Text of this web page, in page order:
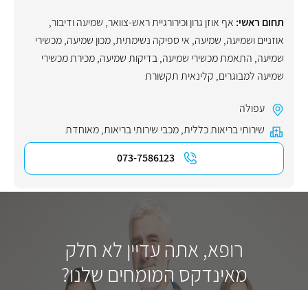
תחום ראשי: אף אוזן גרון וכירורגיית ראש-צוואר, שמיעה ודיבור,
אוזניים ושמיעה, שמיעה, אי ספיקה נשימתית,מכון שמיעה,מכשירי
שמיעה, התאמת מכשירי שמיעה,בדיקות שמיעה,מכירת מכשירי
שמיעה למבוגרים, קלינאית תקשורת
עפולה
שירותי בריאות כללית,מכבי שירותי בריאות,מאוחדת
073-7586123
רופא, אתה עדיין לא חלק
מאינדקס המומחים שלנו?